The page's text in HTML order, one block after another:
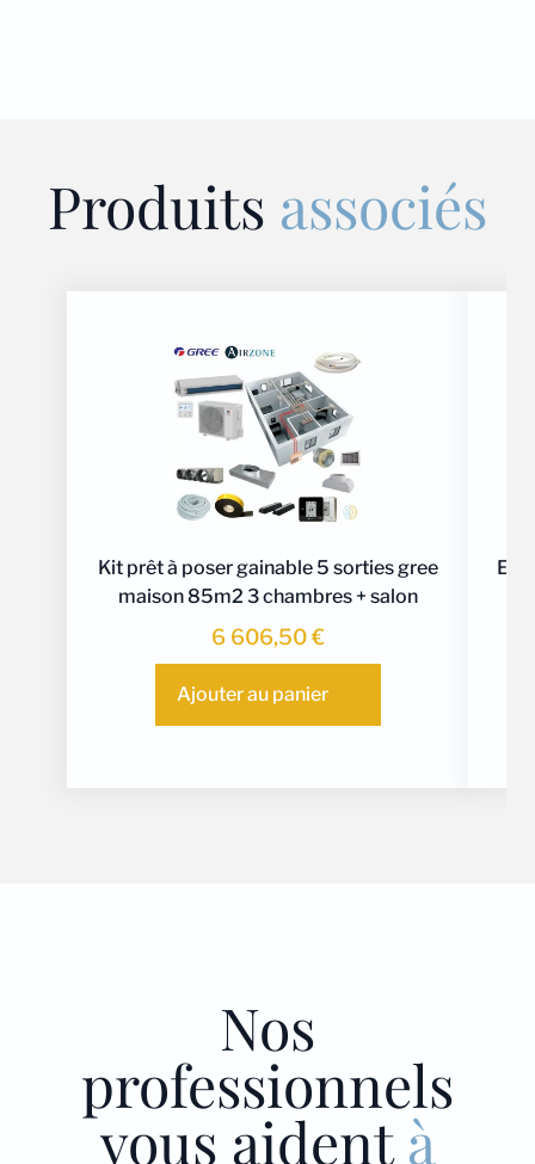
Produits associés
Kit prêt à poser gainable 5 sorties gree
maison 85m2 3 chambres + salon
6 606,50€
Ajouter au panier
Nos
professionnels
vous aidentà